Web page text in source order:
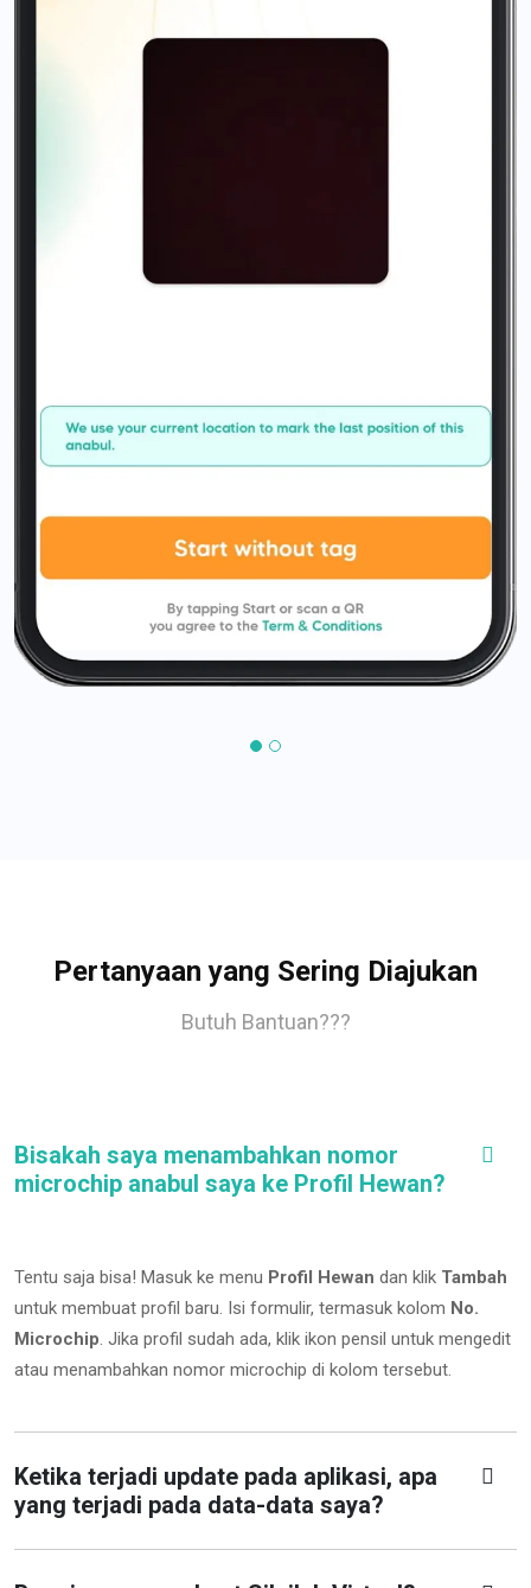
Pertanyaan yang Sering Diajukan
Butuh Bantuan???
Bisakah saya menambahkan nomor
microchip anabul saya ke Profil Hewan?
Tentu saja bisa! Masuk ke menu Profil Hewan dan klik Tambah
untuk membuat profil baru. Isi formulir, termasuk kolom No.
Microchip. Jika profil sudah ada, klik ikon pensil untuk mengedit
atau menambahkan nomor microchip di kolom tersebut.
Ketika terjadi update pada aplikasi, apa
yang terjadi pada data-data saya?